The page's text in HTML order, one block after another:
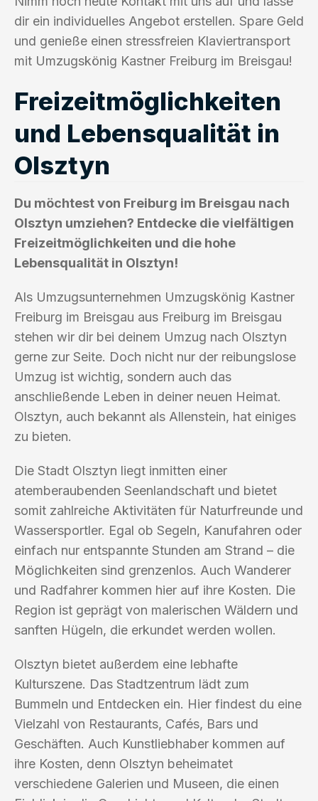
dir ein individuelles Angebot erstellen. Spare Geld
und genieße einen stressfreien Klaviertransport
mit Umzugskönig Kastner Freiburg im Breisgau!
Freizeitmöglichkeiten
und Lebensqualität in
Olsztyn
Du möchtest von Freiburg im Breisgau nach
Olsztyn umziehen? Entdecke die vielfältigen
Freizeitmöglichkeiten und die hohe
Lebensqualität in Olsztyn!
Als Umzugsunternehmen Umzugskönig Kastner
Freiburg im Breisgau aus Freiburg im Breisgau
stehen wir dir bei deinem Umzug nach Olsztyn
gerne zur Seite. Doch nicht nur der reibungslose
Umzug ist wichtig, sondern auch das
anschließende Leben in deiner neuen Heimat.
Olsztyn, auch bekannt als Allenstein, hat einiges
zu bieten.
Die Stadt Olsztyn liegt inmitten einer
atemberaubenden Seenlandschaft und bietet
somit zahlreiche Aktivitäten für Naturfreunde und
Wassersportler. Egal ob Segeln, Kanufahren oder
einfach nur entspannte Stunden am Strand – die
Möglichkeiten sind grenzenlos. Auch Wanderer
und Radfahrer kommen hier auf ihre Kosten. Die
Region ist geprägt von malerischen Wäldern und
sanften Hügeln, die erkundet werden wollen.
Olsztyn bietet außerdem eine lebhafte
Kulturszene. Das Stadtzentrum lädt zum
Bummeln und Entdecken ein. Hier findest du eine
Vielzahl von Restaurants, Cafés, Bars und
Geschäften. Auch Kunstliebhaber kommen auf
ihre Kosten, denn Olsztyn beheimatet
verschiedene Galerien und Museen, die einen